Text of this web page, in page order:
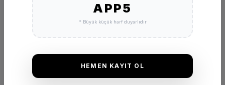
DEĞERLENDIRMELER
★
APP5
* Büyük küçük harf duyarlıdır
HEMEN KAYIT OL